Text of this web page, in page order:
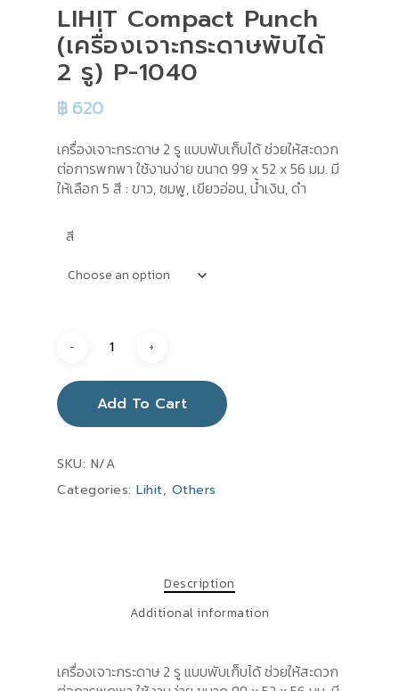
LIHIT Compact Punch
(เครื่องเจาะกระดาษพับได้
2 รู) P-1040
฿ 620
เครื่องเจาะกระดาษ 2 รู แบบพับเก็บได้ ช่วยให้สะดวก
ต่อการพกพา ใช้งานง่าย ขนาด 99 x 52 x 56 มม. มี
ให้เลือก 5 สี : ขาว, ชมพู, เขียวอ่อน, น้ำเงิน, ดำ
สี
Add To Cart
SKU: N/A
Categories: Lihit, Others
Description
Additional information
เครื่องเจาะกระดาษ 2 รู แบบพับเก็บได้ ช่วยให้สะดวก